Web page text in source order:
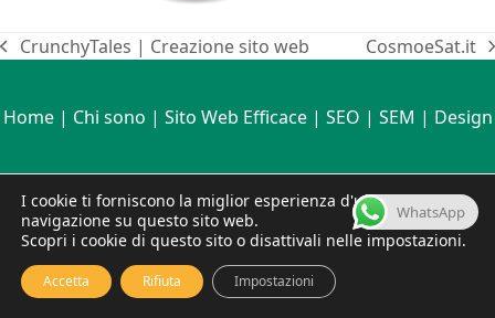
postCrunchyTales | Creazione sito web
articolo
CosmoeSat.it
Home| Chi sono | Sito Web Efficace| SEO | SEM | Design
Copyright © Stefania Tomasich 1999 - 2026 - Tutti i diritti sono
riservati | P.IVA 16060691009
Note legaliPolitiche di PrivacyContatti
I cookie ti forniscono la miglior esperienza d'uso e
navigazione su questo sito web.
Scopri i cookie di questo sito o disattivali nelle impostazioni.
Accetta Rifiuta Impostazioni
WhatsApp